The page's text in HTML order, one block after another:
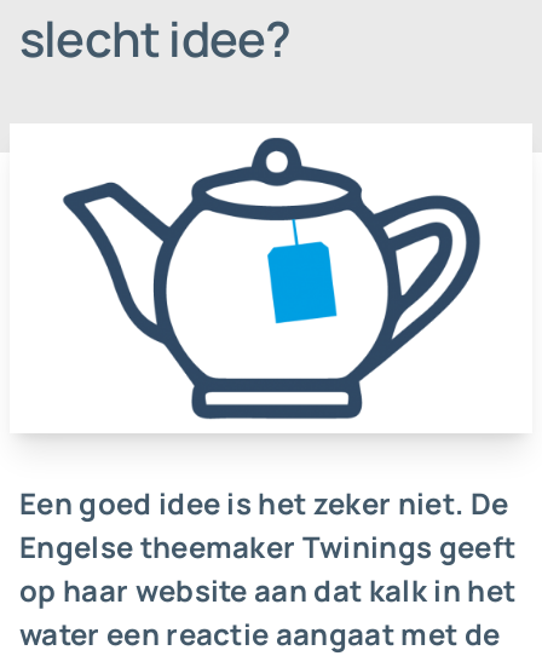
slecht idee?
Een goed idee is het zeker niet. De
Engelse theemaker Twinings geeft
op haar website aan dat kalk in het
water een reactie aangaat met de